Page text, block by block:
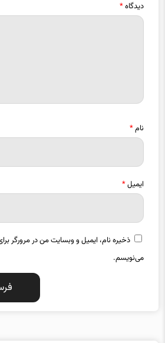
دیدگاه*
نام*
ایمیل*
ذخیره نام، ایمیل و وبسایت من در مرورگر
می‌نویسم.